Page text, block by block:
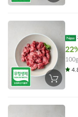
바
에
장
바
에